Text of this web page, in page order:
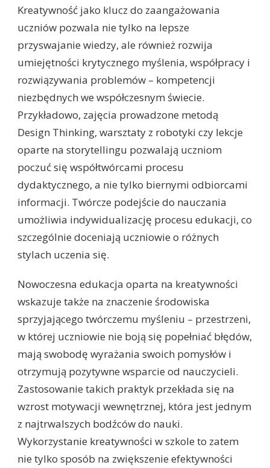
Kreatywność jako klucz do zaangażowania
uczniów pozwala nie tylko na lepsze
przyswajanie wiedzy, ale również rozwija
umiejętności krytycznego myślenia, współpracy i
rozwiązywania problemów – kompetencji
niezbędnych we współczesnym świecie.
Przykładowo, zajęcia prowadzone metodą
Design Thinking, warsztaty z robotyki czy lekcje
oparte na storytellingu pozwalają uczniom
poczuć się współtwórcami procesu
dydaktycznego, a nie tylko biernymi odbiorcami
informacji. Twórcze podejście do nauczania
umożliwia indywidualizację procesu edukacji, co
szczególnie doceniają uczniowie o różnych
stylach uczenia się.
Nowoczesna edukacja oparta na kreatywności
wskazuje także na znaczenie środowiska
sprzyjającego twórczemu myśleniu – przestrzeni,
w której uczniowie nie boją się popełniać błędów,
mają swobodę wyrażania swoich pomysłów i
otrzymują pozytywne wsparcie od nauczycieli.
Zastosowanie takich praktyk przekłada się na
wzrost motywacji wewnętrznej, która jest jednym
z najtrwalszych bodźców do nauki.
Wykorzystanie kreatywności w szkole to zatem
nie tylko sposób na zwiększenie efektywności